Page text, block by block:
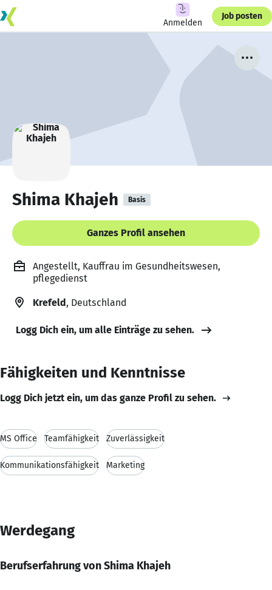
Anmelden
Job posten
Shima Khajeh Basis
Ganzes Profil ansehen
Angestellt, Kauffrau im Gesundheitswesen,
pflegedienst
Krefeld, Deutschland
Logg Dich ein, um alle Einträge zu sehen.
Fähigkeiten und Kenntnisse
Logg Dich jetzt ein, um das ganze Profil zu sehen.
MS Office Teamfähigkeit Zuverlässigkeit
Kommunikationsfähigkeit Marketing
Werdegang
Berufserfahrung von Shima Khajeh